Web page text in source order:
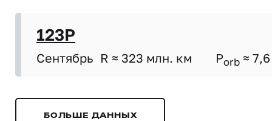
123P
Сентябрь R ≈ 323 млн. км Porb ≈ 7,6
БОЛЬШЕ ДАННЫХ